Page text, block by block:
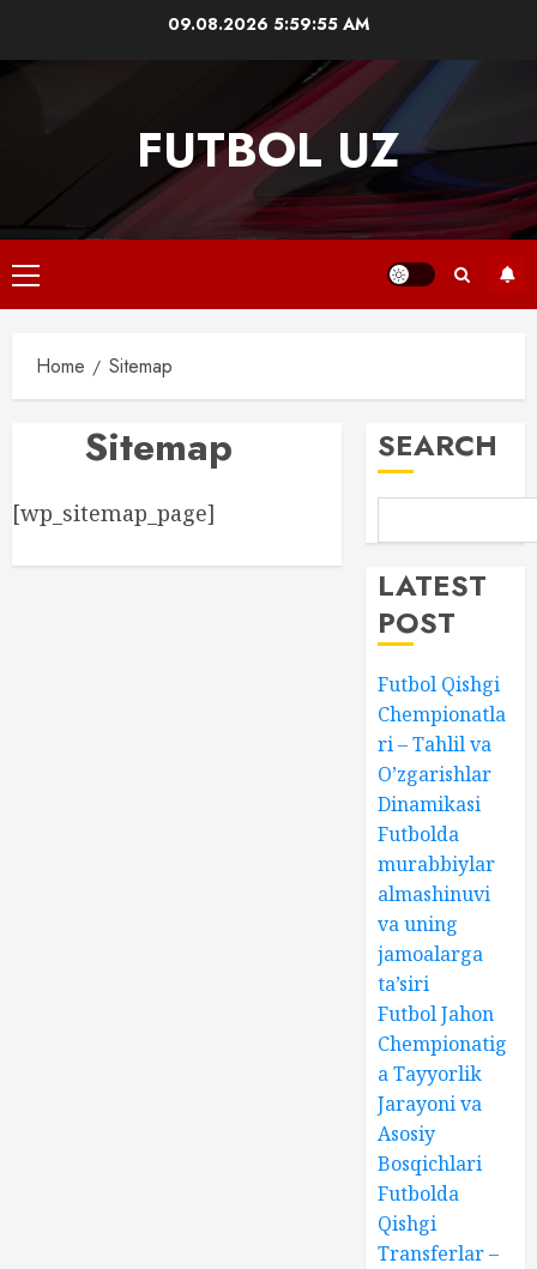
09.08.2026 5:59:56 AM
FUTBOL UZ
Primary
Menu
Home Sitemap
Sitemap
[wp_sitemap_page]
SEARCH
LATEST
POST
Futbol Qishgi
Chempionatla
ri – Tahlil va
O’zgarishlar
Dinamikasi
Futbolda
murabbiylar
almashinuvi
va uning
jamoalarga
ta’siri
Futbol Jahon
Chempionatig
a Tayyorlik
Jarayoni va
Asosiy
Bosqichlari
Futbolda
Qishgi
Transferlar –